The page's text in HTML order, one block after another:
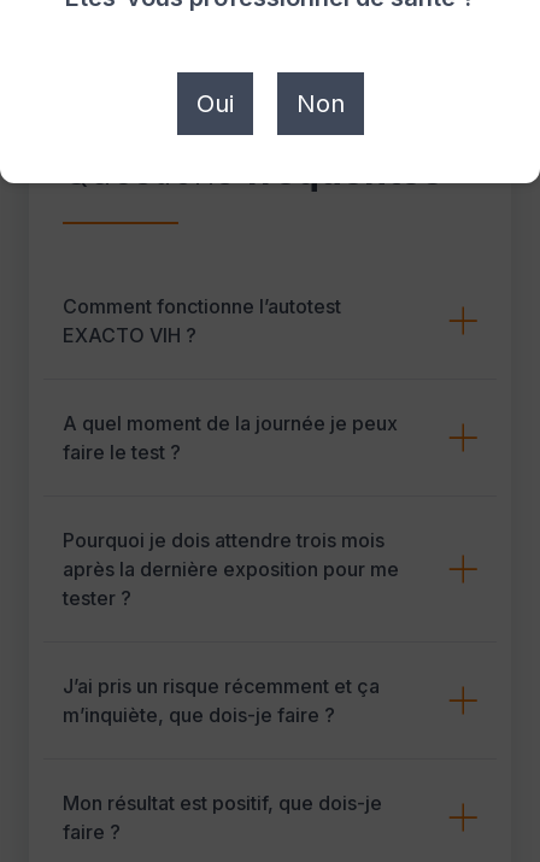
Comment fonctionne l’autotest
EXACTO VIH ?
A quel moment de la journée je peux
faire le test ?
Pourquoi je dois attendre trois mois
après la dernière exposition pour me
tester ?
J’ai pris un risque récemment et ça
m’inquiète, que dois-je faire ?
Mon résultat est positif, que dois-je
faire ?
Oui Non